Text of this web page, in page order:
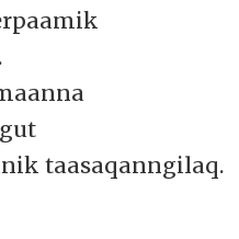
taasaqanngilaq.